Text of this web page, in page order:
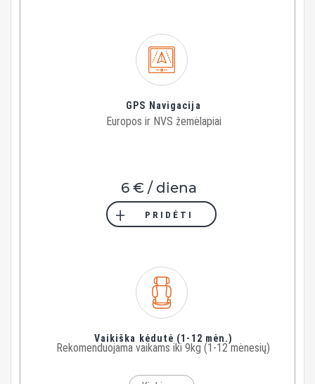
GPS Navigacija
Europos ir NVS žemėlapiai
6 € / diena
PRIDĖTI
Vaikiška kėdutė (1-12 mėn.)
Rekomenduojama vaikams iki 9kg (1-12 mėnesių)